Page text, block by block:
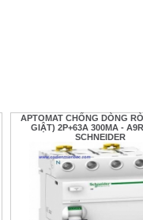
APTOMAT CHỐNG DÒNG
GIẬT) 2P+63A 300MA -
SCHNEIDER